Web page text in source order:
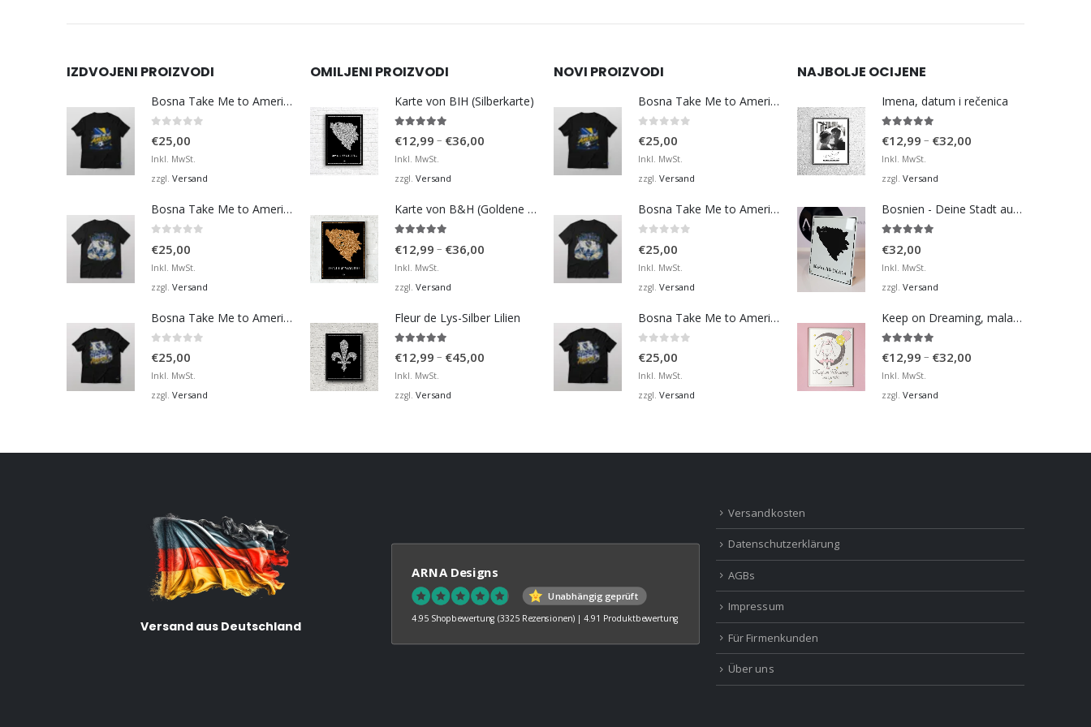
IZDVOJENI PROIZVODI
Bosna Take Me to America Navijačka Majica 3
€25,00
Inkl. MwSt.
zzgl. Versand
Bosna Take Me to America Navijačka Majica 4
€25,00
Inkl. MwSt.
zzgl. Versand
Bosna Take Me to America Navijačka Majica 2
€25,00
Inkl. MwSt.
zzgl. Versand
OMILJENI PROIZVODI
Karte von BIH (Silberkarte)
€12,99 – €36,00
Inkl. MwSt.
zzgl. Versand
Karte von B&H (Goldene Karte)
€12,99 – €36,00
Inkl. MwSt.
zzgl. Versand
Fleur de Lys-Silber Lilien
€12,99 – €45,00
Inkl. MwSt.
zzgl. Versand
NOVI PROIZVODI
Bosna Take Me to America Navijačka Majica 3
€25,00
Inkl. MwSt.
zzgl. Versand
Bosna Take Me to America Navijačka Majica 4
€25,00
Inkl. MwSt.
zzgl. Versand
Bosna Take Me to America Navijačka Majica 2
€25,00
Inkl. MwSt.
zzgl. Versand
NAJBOLJE OCIJENE
Imena, datum i rečenica
€12,99 – €32,00
Inkl. MwSt.
zzgl. Versand
Bosnien - Deine Stadt auf der Karte - Black
€32,00
Inkl. MwSt.
zzgl. Versand
Keep on Dreaming, mala moja barbiko
€12,99 – €32,00
Inkl. MwSt.
zzgl. Versand
Versand aus Deutschland
ARNA Designs
Unabhängig geprüft
4.95 Shopbewertung (3325 Rezensionen) | 4.91 Produktbewertung
Versandkosten
Datenschutzerklärung
AGBs
Impressum
Für Firmenkunden
Über uns